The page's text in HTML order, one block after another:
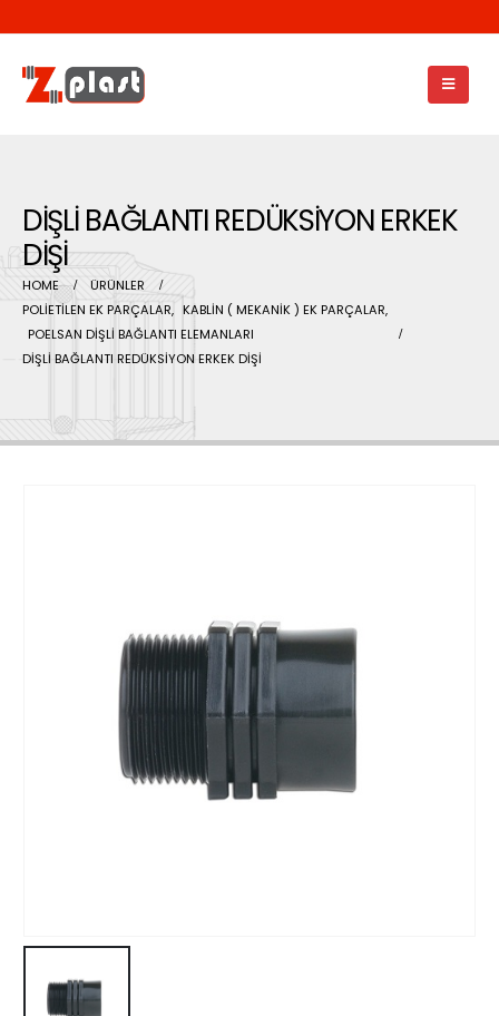
DİŞLİ BAĞLANTI REDÜKSİYON ERKEK
DİŞİ
HOME
ÜRÜNLER
POLİETİLEN EK PARÇALAR, KABLİN ( MEKANİK ) EK PARÇALAR,
POELSAN DİŞLİ BAĞLANTI ELEMANLARI
DİŞLİ BAĞLANTI REDÜKSİYON ERKEK DİŞİ